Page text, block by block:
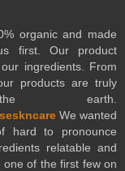
organic and made
first. Our product
ingredients. From
products are truly
earth.
We wanted
hard to pronounce
relatable and
of the first few on